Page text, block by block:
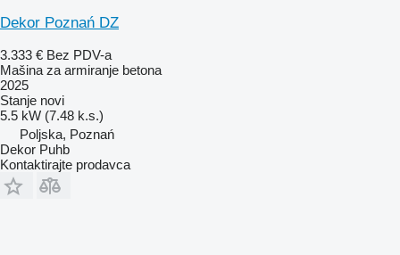
Dekor Poznań DZ
3.333 € Bez PDV-a
Mašina za armiranje betona
2025
Stanje novi
5.5 kW (7.48 k.s.)
Poljska, Poznań
Dekor Puhb
Kontaktirajte prodavca